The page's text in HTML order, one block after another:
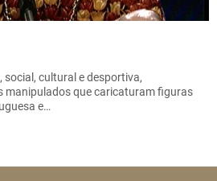
cultural e desportiva,
manipulados que caricaturam figuras
e…